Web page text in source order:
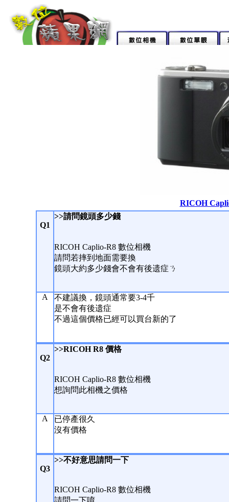
RICOH
Q1
>>請問鏡頭多少錢
RICOH Caplio-R8 數位相機
請問若摔到地面需要換
鏡頭大約多少錢會不會有後遗症ㄋ
A
不建議換，鏡頭通常要3-4千
是不會有後遗症
不過這個價格已經可以買台新的了
Q2
>>RICOH R8 價格
RICOH Caplio-R8 數位相機
想詢問此相機之價格
A
已停產很久
沒有價格
Q3
>>不好意思請問一下
RICOH Caplio-R8 數位相機
請問一下唷